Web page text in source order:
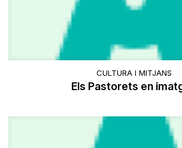
CULTURA I MITJANS
Els Pastorets en